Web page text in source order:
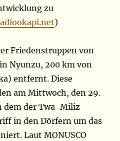
zu
)
Friedenstruppen von
Nyunzu, 200 km von
entfernt. Diese
am Mittwoch, den 29.
dem der Twa-Miliz
in den Dörfern um das
Laut MONUSCO